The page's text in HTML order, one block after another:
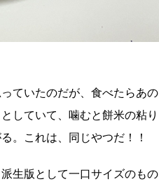
ていたのだが、食べたらあの
していて、噛むと餅米の粘り
。これは、同じやつだ！！
生版として一口サイズのもの